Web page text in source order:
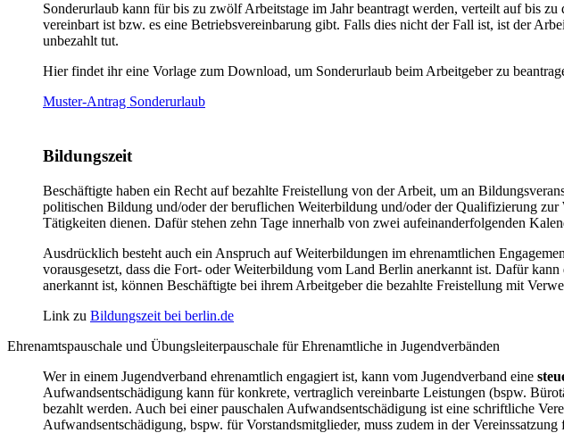
Sonderurlaub kann für bis zu zwölf Arbeitstage im Jahr beantragt werden, verteilt auf bis
vereinbart ist bzw. es eine Betriebsvereinbarung gibt. Falls dies nicht der Fall ist, ist der
unbezahlt tut.
Hier findet ihr eine Vorlage zum Download, um Sonderurlaub beim Arbeitgeber zu
Muster-Antrag Sonderurlaub
Bildungszeit
Beschäftigte haben ein Recht auf bezahlte Freistellung von der Arbeit, um an
politischen Bildung und/oder der beruflichen Weiterbildung und/oder der Qualifizierung zur
Tätigkeiten dienen. Dafür stehen zehn Tage innerhalb von zwei aufeinanderfolgenden
Ausdrücklich besteht auch ein Anspruch auf Weiterbildungen im ehrenamtlichen
vorausgesetzt, dass die Fort- oder Weiterbildung vom Land Berlin anerkannt ist. Dafür kann
anerkannt ist, können Beschäftigte bei ihrem Arbeitgeber die bezahlte Freistellung mit
Link zu Bildungszeit bei berlin.de
Ehrenamtspauschale und Übungsleiterpauschale für Ehrenamtliche in Jugendverbänden
Wer in einem Jugendverband ehrenamtlich engagiert ist, kann vom Jugendverband eine
Aufwandsentschädigung kann für konkrete, vertraglich vereinbarte Leistungen (bspw.
bezahlt werden. Auch bei einer pauschalen Aufwandsentschädigung ist eine schriftliche
Aufwandsentschädigung, bspw. für Vorstandsmitglieder, muss zudem in der Vereinssatzung